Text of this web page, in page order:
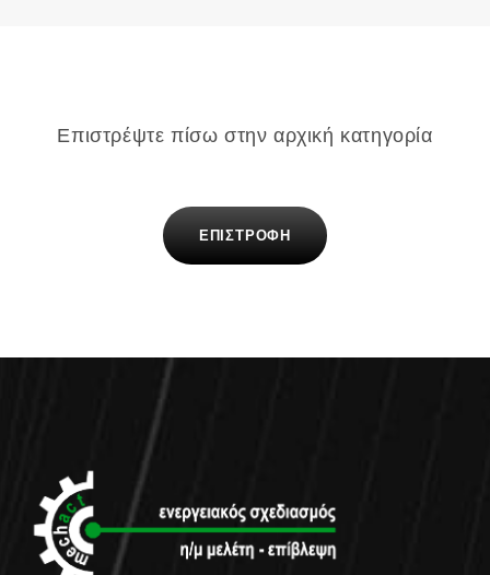
Επιστρέψτε πίσω στην αρχική κατηγορία
ΕΠΙΣΤΡΟΦΗ